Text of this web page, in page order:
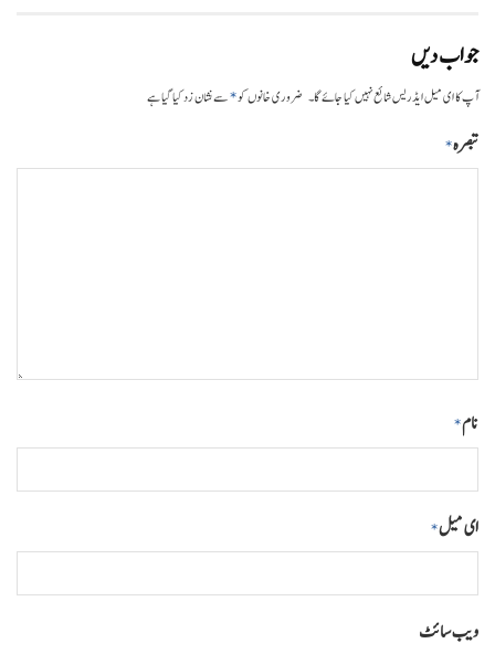
جواب دیں
آپ کا ای میل ایڈریس شائع نہیں کیا جائے گا۔ ضروری خانوں کو*سے نشان زد کیا گیا ہے
تبصرہ*
نام*
ای میل*
ویب‌ سائٹ